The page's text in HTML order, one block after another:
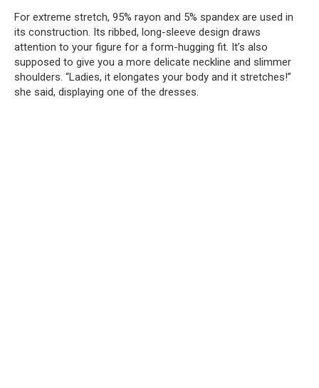
For extreme stretch, 95% rayon and 5% spandex are used in
its construction. Its ribbed, long-sleeve design draws
attention to your figure for a form-hugging fit. It’s also
supposed to give you a more delicate neckline and slimmer
shoulders. “Ladies, it elongates your body and it stretches!”
she said, displaying one of the dresses.